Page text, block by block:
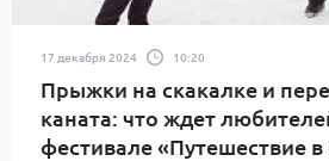
17 декабря 2024 10:20
Прыжки на скакалке и
каната: что ждет
фестивале «Путешествие